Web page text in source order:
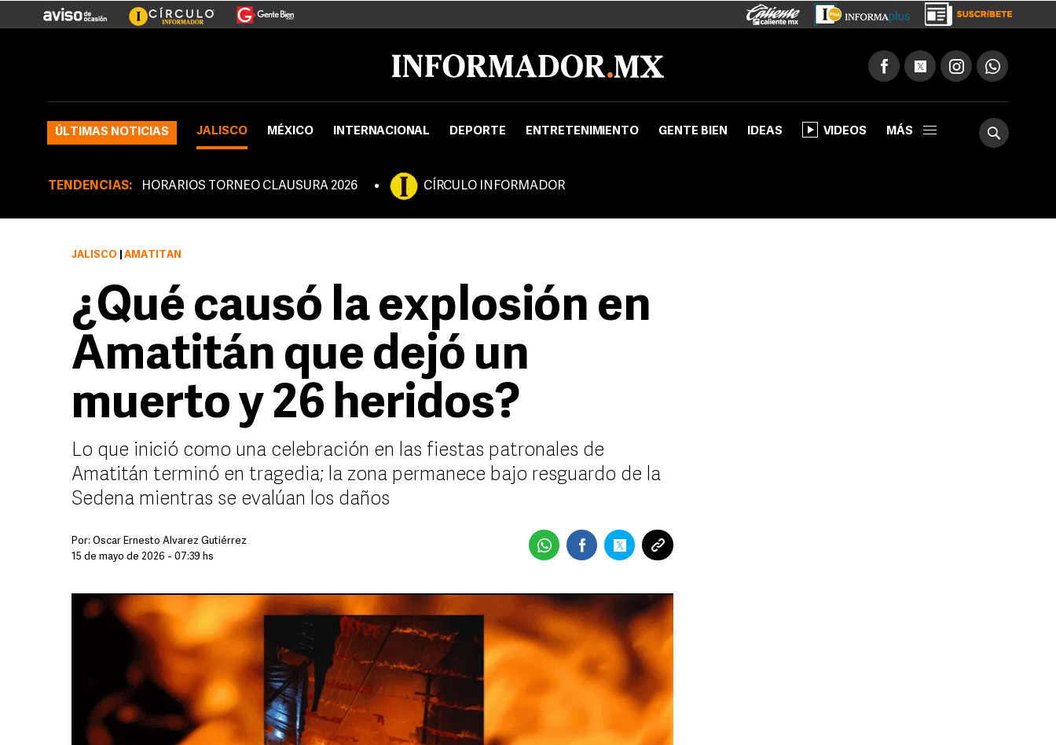
ÚLTIMAS NOTICIAS JALISCO MÉXICO INTERNACIONAL DEPORTE ENTRETENIMIENTO GENTE BIEN IDEAS VIDEOS MÁS
TENDENCIAS: HORARIOS TORNEO CLAUSURA 2026 CÍRCULO INFORMADOR
JALISCO AMATITÁN
¿Qué causó la explosión en
Amatitán que dejó un
muerto y 26 heridos?
Lo que inició como una celebración en las fiestas patronales de
Amatitán terminó en tragedia; la zona permanece bajo resguardo de la
Sedena mientras se evalúan los daños
Por: Óscar Ernesto Álvarez Gutiérrez
15 de mayo de 2026 - 07:39 hs